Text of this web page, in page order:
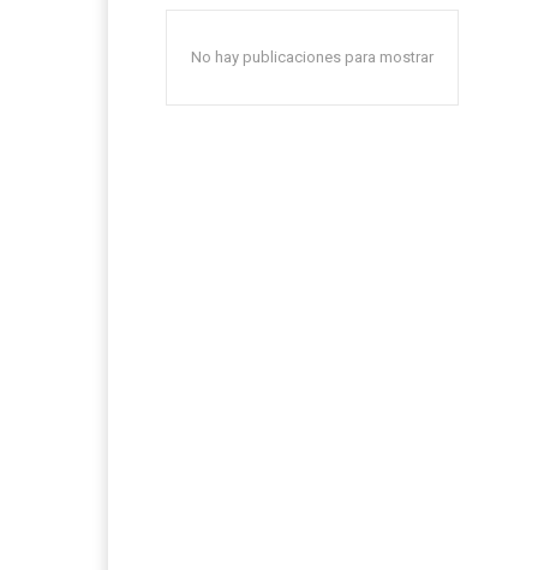
No hay publicaciones para mostrar